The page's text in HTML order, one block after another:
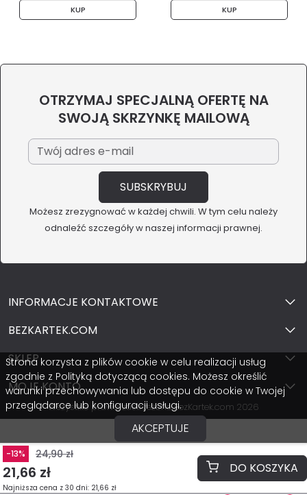
-13% 24,90 zł
21,66 zł
Najniższa cena z 30 dni: 21,66 zł
DO KOSZYKA
KUP KUP
OTRZYMAJ SPECJALNĄ OFERTĘ NA
SWOJĄ SKRZYNKĘ MAILOWĄ
Możesz zrezygnować w każdej chwili. W tym celu należy
odnaleźć szczegóły w naszej informacji prawnej.
INFORMACJE KONTAKTOWE
BEZKARTEK.COM
SKLEP
MOJE KONTO
Wszystkie prawa zastrzeżone BezKartek.com 2026
Strona korzysta z plików cookie w celu realizacji usług
zgodnie z Polityką dotyczącą cookies. Możesz określić
warunki przechowywania lub dostępu do cookie w Twojej
przeglądarce lub konfiguracji usługi.
AKCEPTUJE